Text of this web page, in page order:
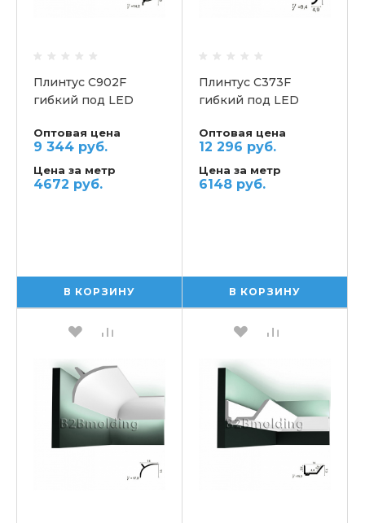
Плинтус C902F
гибкий под LED
потолочный ORAC
Оптовая цена
9 344 руб.
Цена за метр
4672 руб.
В КОРЗИНУ
Плинтус C373F
гибкий под LED
потолочный ORAC
Оптовая цена
12 296 руб.
Цена за метр
6148 руб.
В КОРЗИНУ